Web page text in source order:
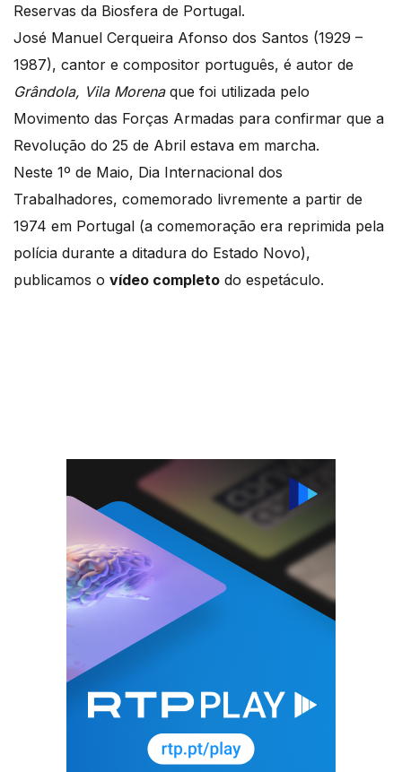
Reservas da Biosfera de Portugal.
José Manuel Cerqueira Afonso dos Santos (1929 –
1987), cantor e compositor português, é autor de
Grândola, Vila Morenaque foi utilizada pelo
Movimento das Forças Armadas para confirmar que a
Revolução do 25 de Abril estava em marcha.
Neste 1º de Maio, Dia Internacional dos
Trabalhadores, comemorado livremente a partir de
1974 em Portugal (a comemoração era reprimida pela
polícia durante a ditadura do Estado Novo),
publicamos o vídeo completo do espetáculo.